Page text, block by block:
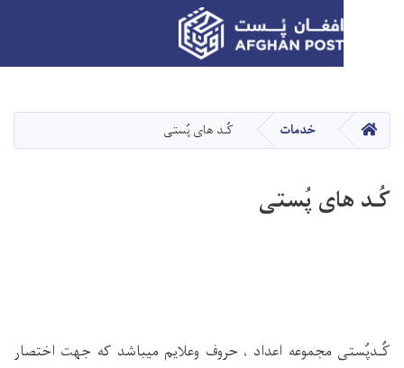
main
content
خدمات کُـد های پُستی
پُستی
مجموعه اعداد ، حروف وعلایم میباشد که جهت اختصار